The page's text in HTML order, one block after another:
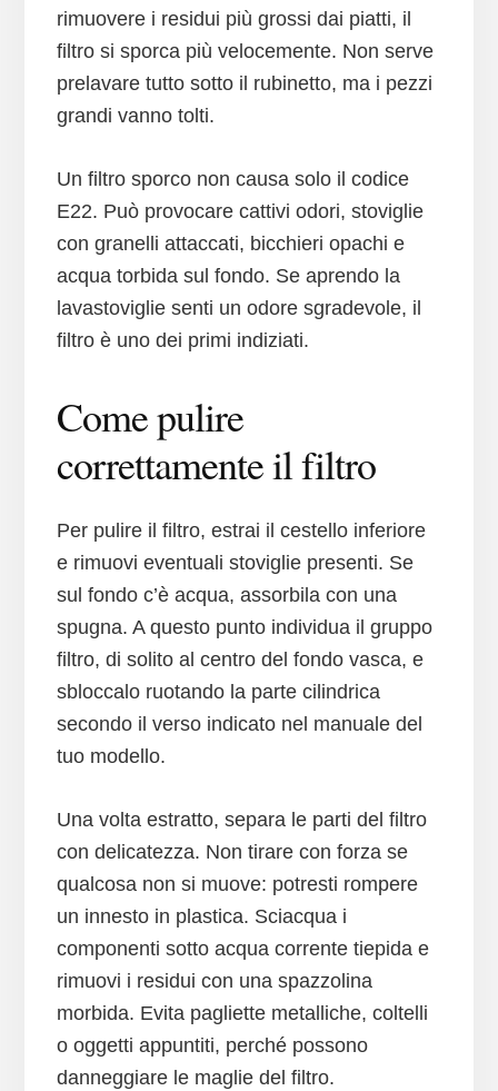
rimuovere i residui più grossi dai piatti, il
filtro si sporca più velocemente. Non serve
prelavare tutto sotto il rubinetto, ma i pezzi
grandi vanno tolti.
Un filtro sporco non causa solo il codice
E22. Può provocare cattivi odori, stoviglie
con granelli attaccati, bicchieri opachi e
acqua torbida sul fondo. Se aprendo la
lavastoviglie senti un odore sgradevole, il
filtro è uno dei primi indiziati.
Come pulire
correttamente il filtro
Per pulire il filtro, estrai il cestello inferiore
e rimuovi eventuali stoviglie presenti. Se
sul fondo c’è acqua, assorbila con una
spugna. A questo punto individua il gruppo
filtro, di solito al centro del fondo vasca, e
sbloccalo ruotando la parte cilindrica
secondo il verso indicato nel manuale del
tuo modello.
Una volta estratto, separa le parti del filtro
con delicatezza. Non tirare con forza se
qualcosa non si muove: potresti rompere
un innesto in plastica. Sciacqua i
componenti sotto acqua corrente tiepida e
rimuovi i residui con una spazzolina
morbida. Evita pagliette metalliche, coltelli
o oggetti appuntiti, perché possono
danneggiare le maglie del filtro.